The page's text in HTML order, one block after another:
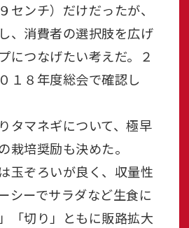
センチ）だけだったが、
、消費者の選択肢を広げ
につなげたい考えだ。２
１８年度総会で確認し
タマネギについて、極早
栽培奨励も決めた。
玉ぞろいが良く、収量性
シーでサラダなど生食に
「切り」ともに販路拡大